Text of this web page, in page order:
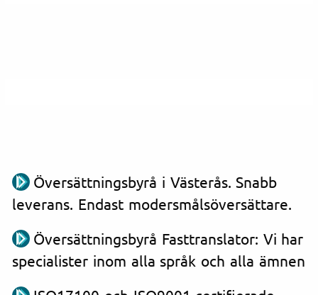
Översättningsbyrå i Västerås. Snabb
leverans. Endast modersmålsöversättare.
Översättningsbyrå Fasttranslator: Vi har
specialister inom alla språk och alla ämnen